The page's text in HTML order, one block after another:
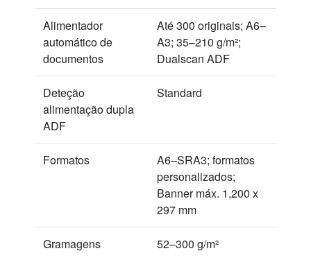
Alimentador
automático de
documentos
Até 300 originais; A6–
A3; 35–210 g/m²;
Dualscan ADF
Deteção
alimentação dupla
ADF
Standard
Formatos
A6–SRA3; formatos
personalizados;
Banner máx. 1,200 x
297 mm
Gramagens 52–300 g/m²